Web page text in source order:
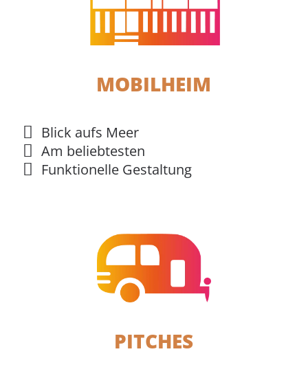
MOBILHEIM
Blick aufs Meer
Am beliebtesten
Funktionelle Gestaltung
PITCHES